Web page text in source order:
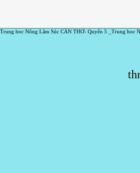
Trung hoc Nông Lâm Súc CẦN THƠ- Quyển 5 _Trung hoc